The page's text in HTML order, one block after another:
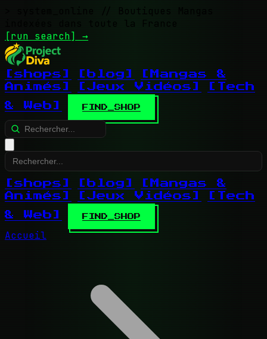
// Boutiques Mangas
indexées dans toute la France
[run search] →
[shops] [blog]
[Mangas &
Animés]
[Jeux Vidéos]
[Tech
& Web]
FIND_SHOP
[shops] [blog]
[Mangas &
Animés]
[Jeux Vidéos]
[Tech
& Web]
FIND_SHOP
Accueil